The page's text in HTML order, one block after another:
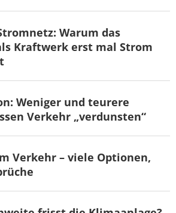
Warum das
Kraftwerk erst mal Strom
Weniger und teurere
Verkehr „verdunsten“
Verkehr – viele Optionen,